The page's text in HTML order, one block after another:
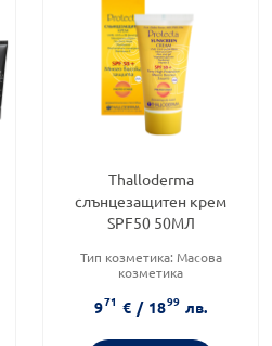
Thalloderma
слънцезащитен крем
SPF50 50МЛ
Тип козметика: Масова
козметика
Форма на продукта:крем
971 € / 1899 лв.